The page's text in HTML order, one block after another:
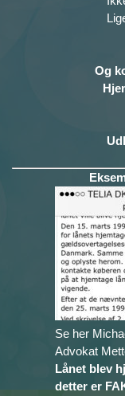
Og
Se her
Advokat
Lånet blev
detter er